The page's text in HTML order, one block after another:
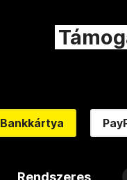
Bankkártya
Rendszeres